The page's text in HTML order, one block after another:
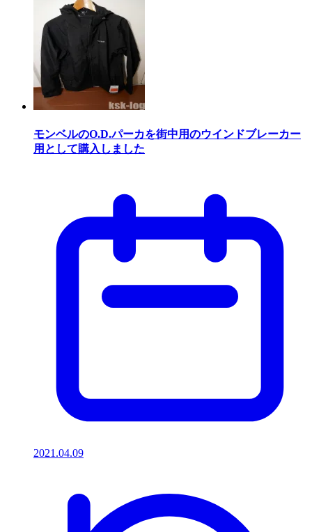
モンベルのO.D.パーカを街中用のウインドブレーカー
用として購入しました
2021.04.09